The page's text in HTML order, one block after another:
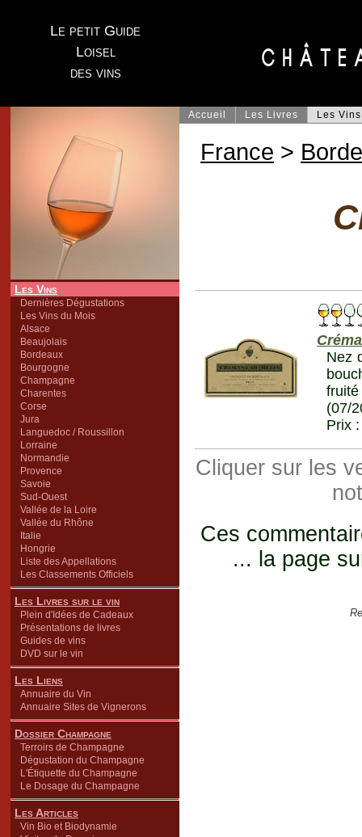
Le petit Guide
Loisel
des vins
Les Vins
Dernières Dégustations
Les Vins du Mois
Alsace
Beaujolais
Bordeaux
Bourgogne
Champagne
Charentes
Corse
Jura
Languedoc / Roussillon
Lorraine
Normandie
Provence
Savoie
Sud-Ouest
Vallée de la Loire
Vallée du Rhône
Italie
Hongrie
Liste des Appellations
Les Classements Officiels
Les Livres sur le vin
Plein d'Idées de Cadeaux
Présentations de livres
Guides de vins
DVD sur le vin
Les Liens
Annuaire du Vin
Annuaire Sites de Vignerons
Dossier Champagne
Terroirs de Champagne
Dégustation du Champagne
L'Étiquette du Champagne
Le Dosage du Champagne
Les Articles
Vin Bio et Biodynamie
Accueil Les Livres Les Vins
France >
Nez
(07/
Prix :
Cliquer sur les
Ces
... la page